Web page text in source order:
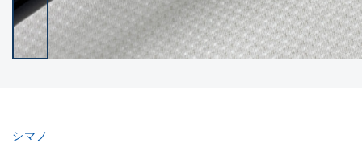
C-(5150)
(2205)
シマノ